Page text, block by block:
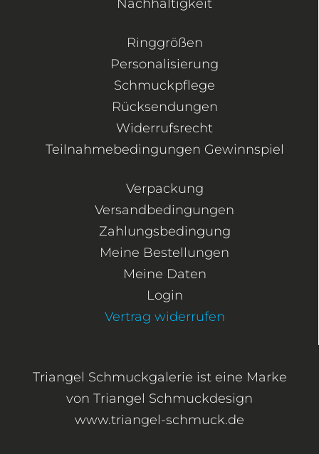
Nachhaltigkeit
Ringgrößen
Personalisierung
Schmuckpflege
Rücksendungen
Widerrufsrecht
Teilnahmebedingungen Gewinnspiel
Verpackung
Versandbedingungen
Zahlungsbedingung
Meine Bestellungen
Meine Daten
Login
Vertrag widerrufen
Triangel Schmuckgalerie ist eine Marke
von Triangel Schmuckdesign
www.triangel-schmuck.de